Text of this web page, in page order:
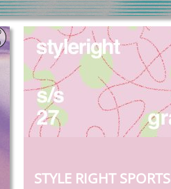
STYLE RIGHT SPORTS